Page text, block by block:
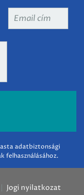
Email
adatbiztonsági
felhasználásához.
Jogi nyilatkozat